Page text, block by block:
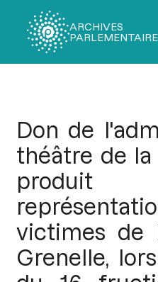
ARCHIVES
Don de
théâtre de
victimes de
Grenelle,